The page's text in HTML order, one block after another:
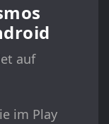
auf
im Play